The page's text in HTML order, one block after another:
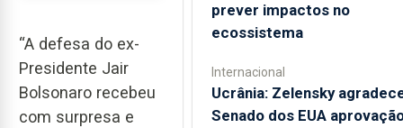
“A defesa do ex-
Presidente Jair
Bolsonaro recebeu
com surpresa e
prever impactos no
ecossistema
Internacional
Ucrânia: Zelensky
Senado dos EUA